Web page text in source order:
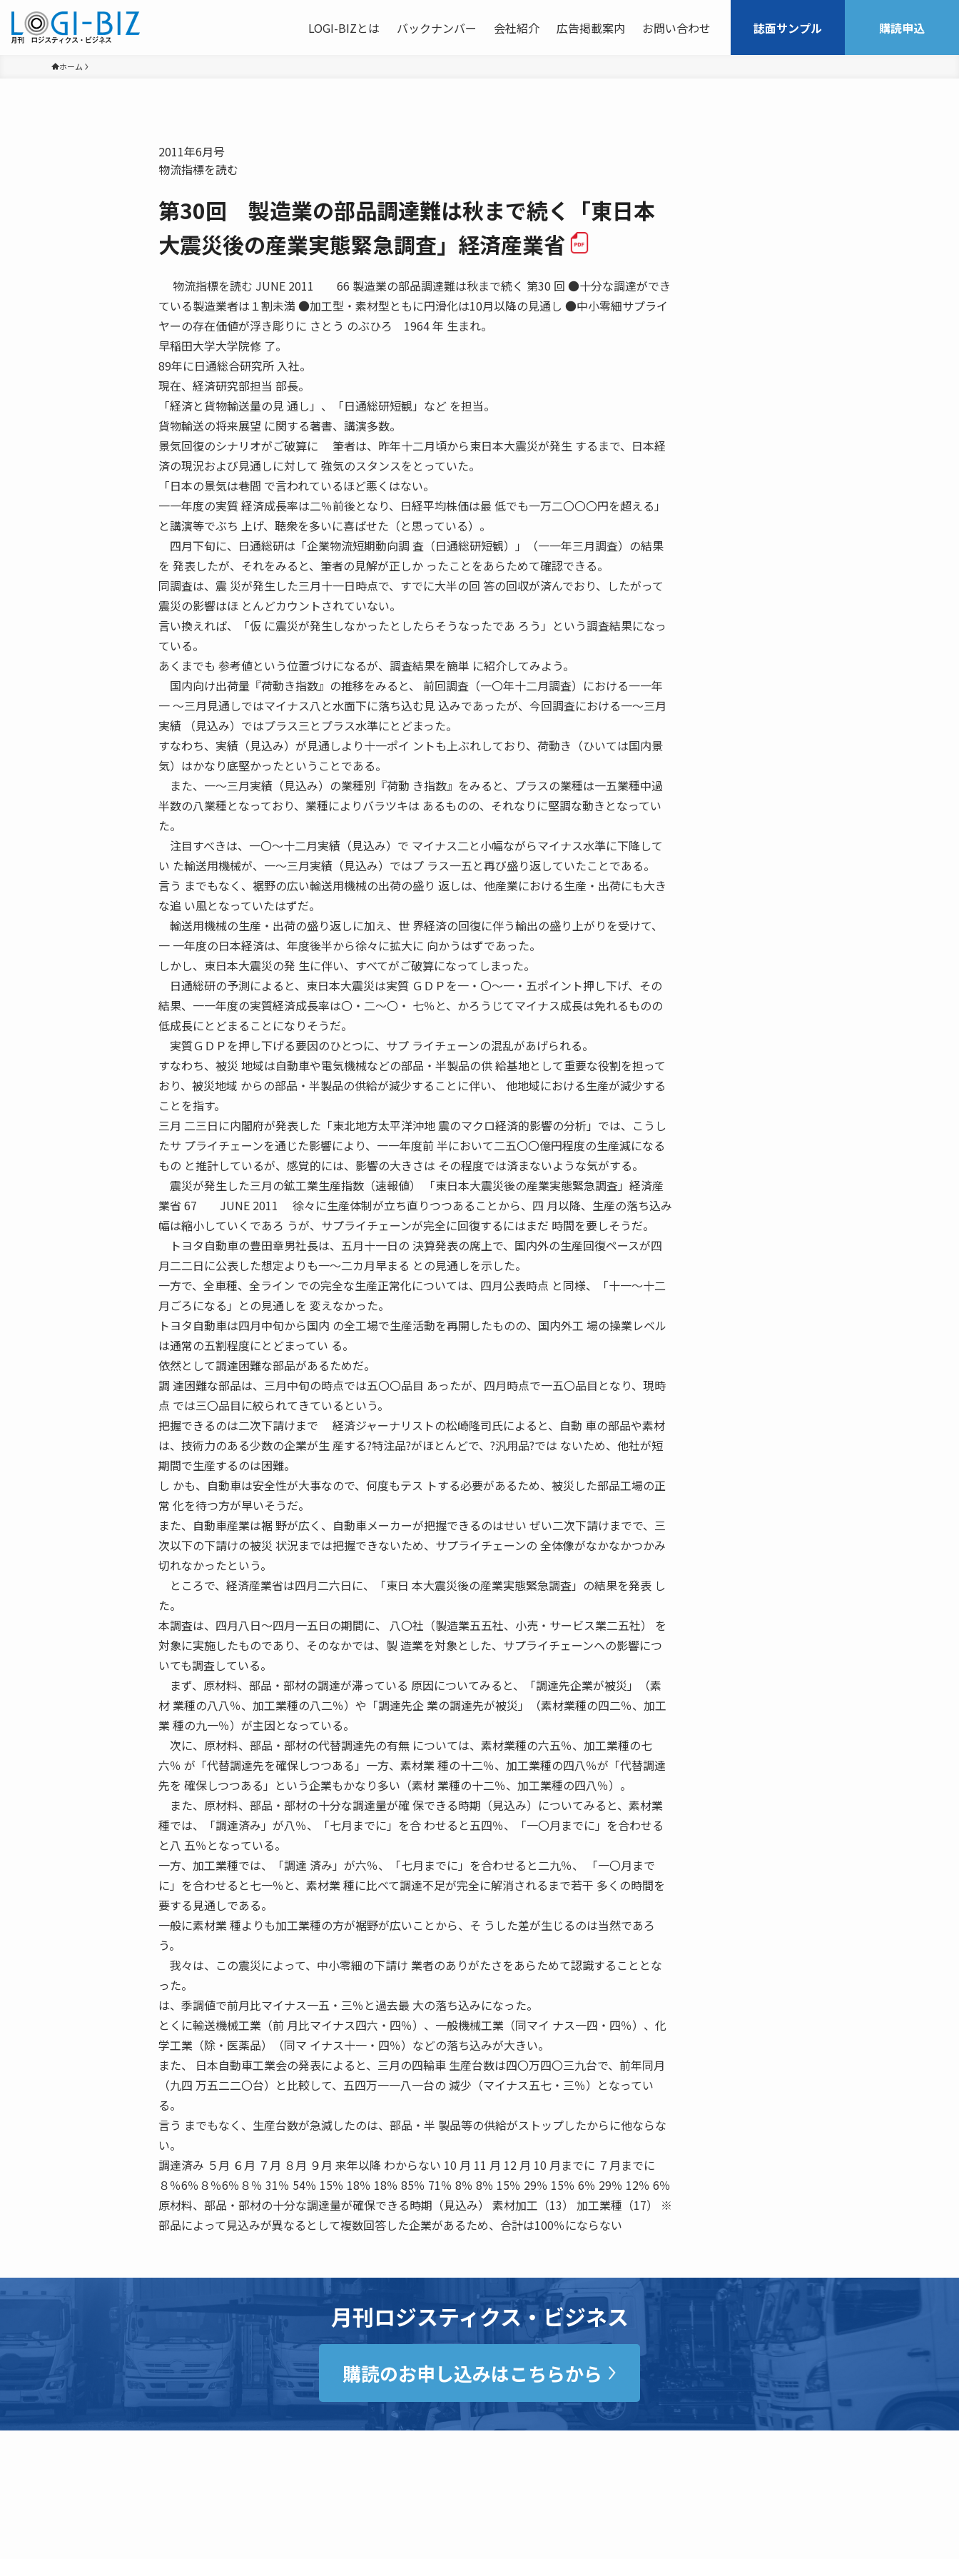
LOGI-BIZとは バックナンバー 会社紹介 広告掲載案内 お問い合わせ 誌面サンプル 購読申込
ホーム
2011年6月号
物流指標を読む
第30回 製造業の部品調達難は秋まで続く「東日本
大震災後の産業実態緊急調査」経済産業省
物流指標を読む JUNE 2011 66 製造業の部品調達難は秋まで続く 第30 回 ●十分な調達ができ
ている製造業者は１割未満 ●加工型・素材型ともに円滑化は10月以降の見通し ●中小零細サプライ
ヤーの存在価値が浮き彫りに さとう のぶひろ 1964 年 生まれ。
早稲田大学大学院修 了。
89年に日通総合研究所 入社。
現在、経済研究部担当 部長。
「経済と貨物輸送量の見 通し」、「日通総研短観」など を担当。
貨物輸送の将来展望 に関する著書、講演多数。
景気回復のシナリオがご破算に 筆者は、昨年十二月頃から東日本大震災が発生 するまで、日本経
済の現況および見通しに対して 強気のスタンスをとっていた。
「日本の景気は巷間 で言われているほど悪くはない。
一一年度の実質 経済成長率は二％前後となり、日経平均株価は最 低でも一万二〇〇〇円を超える」
と講演等でぶち 上げ、聴衆を多いに喜ばせた（と思っている）。
四月下旬に、日通総研は「企業物流短期動向調 査（日通総研短観）」（一一年三月調査）の結果
を 発表したが、それをみると、筆者の見解が正しか ったことをあらためて確認できる。
同調査は、震 災が発生した三月十一日時点で、すでに大半の回 答の回収が済んでおり、したがって
震災の影響はほ とんどカウントされていない。
言い換えれば、「仮 に震災が発生しなかったとしたらそうなったであ ろう」という調査結果になっ
ている。
あくまでも 参考値という位置づけになるが、調査結果を簡単 に紹介してみよう。
国内向け出荷量『荷動き指数』の推移をみると、 前回調査（一〇年十二月調査）における一一年
一 〜三月見通しではマイナス八と水面下に落ち込む見 込みであったが、今回調査における一〜三月
実績 （見込み）ではプラス三とプラス水準にとどまった。
すなわち、実績（見込み）が見通しより十一ポイ ントも上ぶれしており、荷動き（ひいては国内景
気）はかなり底堅かったということである。
また、一〜三月実績（見込み）の業種別『荷動 き指数』をみると、プラスの業種は一五業種中過
半数の八業種となっており、業種によりバラツキは あるものの、それなりに堅調な動きとなってい
た。
注目すべきは、一〇〜十二月実績（見込み）で マイナス二と小幅ながらマイナス水準に下降して
い た輸送用機械が、一〜三月実績（見込み）ではプ ラス一五と再び盛り返していたことである。
言う までもなく、裾野の広い輸送用機械の出荷の盛り 返しは、他産業における生産・出荷にも大き
な追 い風となっていたはずだ。
輸送用機械の生産・出荷の盛り返しに加え、世 界経済の回復に伴う輸出の盛り上がりを受けて、
一 一年度の日本経済は、年度後半から徐々に拡大に 向かうはずであった。
しかし、東日本大震災の発 生に伴い、すべてがご破算になってしまった。
日通総研の予測によると、東日本大震災は実質 ＧＤＰを一・〇〜一・五ポイント押し下げ、その
結果、一一年度の実質経済成長率は〇・二〜〇・ 七％と、かろうじてマイナス成長は免れるものの
低成長にとどまることになりそうだ。
実質ＧＤＰを押し下げる要因のひとつに、サプ ライチェーンの混乱があげられる。
すなわち、被災 地域は自動車や電気機械などの部品・半製品の供 給基地として重要な役割を担って
おり、被災地域 からの部品・半製品の供給が減少することに伴い、 他地域における生産が減少する
ことを指す。
三月 二三日に内閣府が発表した「東北地方太平洋沖地 震のマクロ経済的影響の分析」では、こうし
たサ プライチェーンを通じた影響により、一一年度前 半において二五〇〇億円程度の生産減になる
もの と推計しているが、感覚的には、影響の大きさは その程度では済まないような気がする。
震災が発生した三月の鉱工業生産指数（速報値） 「東日本大震災後の産業実態緊急調査」経済産
業省 67 JUNE 2011 徐々に生産体制が立ち直りつつあることから、四 月以降、生産の落ち込み
幅は縮小していくであろ うが、サプライチェーンが完全に回復するにはまだ 時間を要しそうだ。
トヨタ自動車の豊田章男社長は、五月十一日の 決算発表の席上で、国内外の生産回復ペースが四
月二二日に公表した想定よりも一〜二カ月早まる との見通しを示した。
一方で、全車種、全ライン での完全な生産正常化については、四月公表時点 と同様、「十一〜十二
月ごろになる」との見通しを 変えなかった。
トヨタ自動車は四月中旬から国内 の全工場で生産活動を再開したものの、国内外工 場の操業レベル
は通常の五割程度にとどまってい る。
依然として調達困難な部品があるためだ。
調 達困難な部品は、三月中旬の時点では五〇〇品目 あったが、四月時点で一五〇品目となり、現時
点 では三〇品目に絞られてきているという。
把握できるのは二次下請けまで 経済ジャーナリストの松崎隆司氏によると、自動 車の部品や素材
は、技術力のある少数の企業が生 産する?特注品?がほとんどで、?汎用品?では ないため、他社が短
期間で生産するのは困難。
し かも、自動車は安全性が大事なので、何度もテス トする必要があるため、被災した部品工場の正
常 化を待つ方が早いそうだ。
また、自動車産業は裾 野が広く、自動車メーカーが把握できるのはせい ぜい二次下請けまでで、三
次以下の下請けの被災 状況までは把握できないため、サプライチェーンの 全体像がなかなかつかみ
切れなかったという。
ところで、経済産業省は四月二六日に、「東日 本大震災後の産業実態緊急調査」の結果を発表 し
た。
本調査は、四月八日〜四月一五日の期間に、 八〇社（製造業五五社、小売・サービス業二五社） を
対象に実施したものであり、そのなかでは、製 造業を対象とした、サプライチェーンへの影響につ
いても調査している。
まず、原材料、部品・部材の調達が滞っている 原因についてみると、「調達先企業が被災」（素
材 業種の八八％、加工業種の八二％）や「調達先企 業の調達先が被災」（素材業種の四二％、加工
業 種の九一％）が主因となっている。
次に、原材料、部品・部材の代替調達先の有無 については、素材業種の六五％、加工業種の七
六％ が「代替調達先を確保しつつある」一方、素材業 種の十二％、加工業種の四八％が「代替調達
先を 確保しつつある」という企業もかなり多い（素材 業種の十二％、加工業種の四八％）。
また、原材料、部品・部材の十分な調達量が確 保できる時期（見込み）についてみると、素材業
種では、「調達済み」が八％、「七月までに」を合 わせると五四％、「一〇月までに」を合わせる
と八 五％となっている。
一方、加工業種では、「調達 済み」が六％、「七月までに」を合わせると二九％、 「一〇月まで
に」を合わせると七一％と、素材業 種に比べて調達不足が完全に解消されるまで若干 多くの時間を
要する見通しである。
一般に素材業 種よりも加工業種の方が裾野が広いことから、そ うした差が生じるのは当然であろ
う。
我々は、この震災によって、中小零細の下請け 業者のありがたさをあらためて認識することとな
った。
は、季調値で前月比マイナス一五・三％と過去最 大の落ち込みになった。
とくに輸送機械工業（前 月比マイナス四六・四％）、一般機械工業（同マイ ナス一四・四％）、化
学工業（除・医薬品）（同マ イナス十一・四％）などの落ち込みが大きい。
また、 日本自動車工業会の発表によると、三月の四輪車 生産台数は四〇万四〇三九台で、前年同月
（九四 万五二二〇台）と比較して、五四万一一八一台の 減少（マイナス五七・三％）となってい
る。
言う までもなく、生産台数が急減したのは、部品・半 製品等の供給がストップしたからに他ならな
い。
調達済み ５月 ６月 ７月 ８月 ９月 来年以降 わからない 10 月 11 月 12 月 10 月までに ７月までに
８％6％８％6％８％ 31％ 54％ 15％ 18％ 18％ 85％ 71％ 8％ 8％ 15％ 29％ 15％ 6％ 29％ 12％ 6％
原材料、部品・部材の十分な調達量が確保できる時期（見込み） 素材加工（13） 加工業種（17） ※
部品によって見込みが異なるとして複数回答した企業があるため、合計は100％にならない
月刊ロジスティクス・ビジネス
購読のお申し込みはこちらから